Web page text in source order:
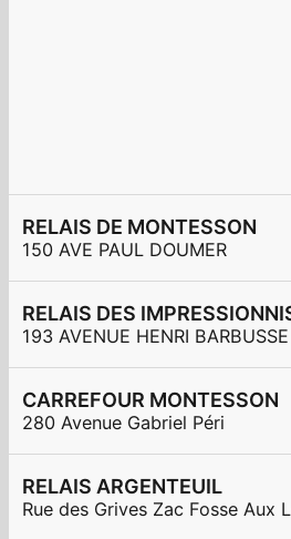
RELAIS DE MONTESSON
150 AVE PAUL DOUMER
RELAIS DES
193 AVENUE HENRI BARBUSSE
CARREFOUR MONTESSON
280 Avenue Gabriel Péri
RELAIS ARGENTEUIL
Rue des Grives Zac Fosse Aux